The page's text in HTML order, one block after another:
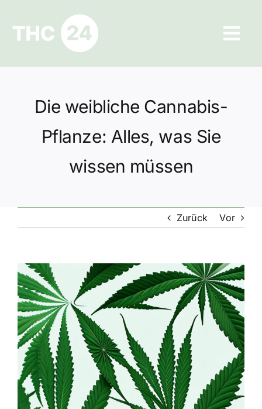
springen
Ratgeber
Hilfe und Kontakt
Datenschutz
Die weibliche Cannabis-
Pflanze: Alles, was Sie
wissen müssen
Zurück Vor
Zeige
grösseres
Bild